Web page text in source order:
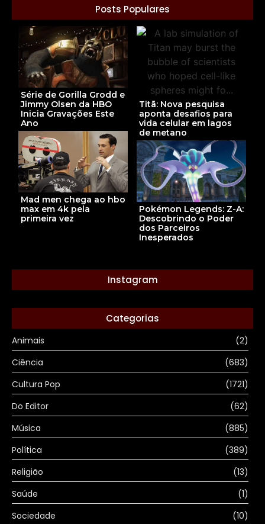
Posts Populares
Série de Gorilla Grodd e
Jimmy Olsen da HBO
Inicia Gravações Este
Ano
Titã: Nova pesquisa
aponta desafios para
vida celular em lagos
de metano
Mad men chega ao hbo
max em 4k pela
primeira vez
Pokémon Legends: Z-A:
Descobrindo o Poder
dos Parceiros
Inesperados
Instagram
Categorias
Animais
(2)
Ciência
(683)
Cultura Pop
(1721)
Do Editor
(62)
Música
(885)
Política
(389)
Religião
(13)
Saúde
(1)
Sociedade
(10)